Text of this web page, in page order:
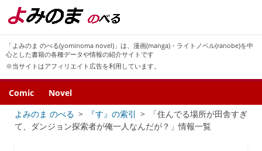
「よみのま のべる(yominoma novel)」は、漫画(manga)・ライトノベル(ranobe)を中
心とした書籍の各種データや情報の紹介サイトです
※当サイトはアフィリエイト広告を利用しています。
Comic
Novel
よみのま のべる
『す』の索引
「住んでる場所が田舎すぎ
て、ダンジョン探索者が俺一人なんだが？」情報一覧